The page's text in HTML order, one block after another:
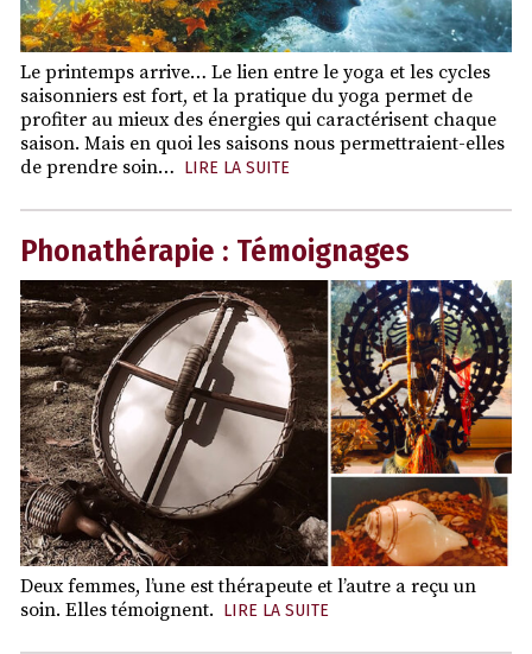
Le printemps arrive… Le lien entre le yoga et les cycles
saisonniers est fort, et la pratique du yoga permet de
profiter au mieux des énergies qui caractérisent chaque
saison. Mais en quoi les saisons nous permettraient-elles
de prendre soin… LIRE LA SUITE
Phonathérapie : Témoignages
Deux femmes, l’une est thérapeute et l’autre a reçu un
soin. Elles témoignent. LIRE LA SUITE